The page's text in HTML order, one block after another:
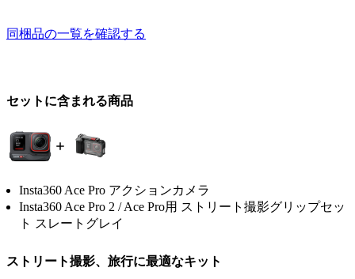
同梱品の一覧を確認する
セットに含まれる商品
Insta360 Ace Pro アクションカメラ
Insta360 Ace Pro 2 / Ace Pro用 ストリート撮影グリップセッ
ト スレートグレイ
ストリート撮影、旅行に最適なキット